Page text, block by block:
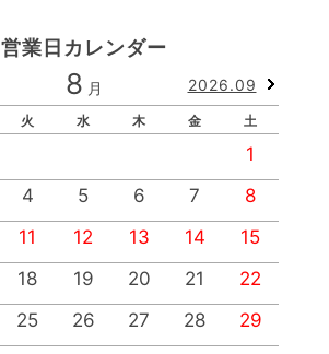
営業日カレンダー
8 月 2026.09
火 水 木 金 土
1
4 5 6 7
8
11 12 13 14
15
18 19 20 21
22
25 26 27 28 29